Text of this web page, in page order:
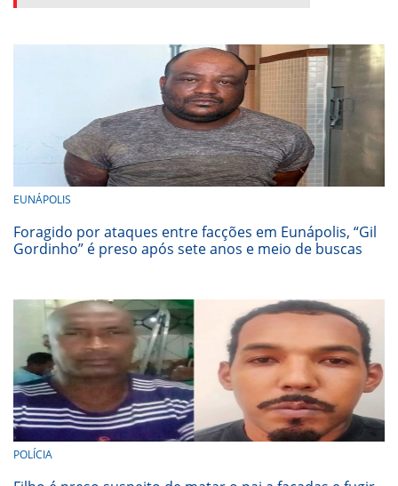
EUNÁPOLIS
Foragido por ataques entre facções em Eunápolis, “Gil
Gordinho” é preso após sete anos e meio de buscas
POLÍCIA